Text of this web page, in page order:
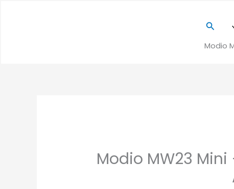
البحث
Modio
Modio MW23